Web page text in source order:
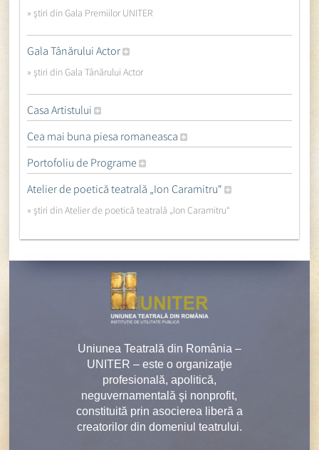
» ştiri din Gala Premiilor UNITER
Gala Tânărului Actor
» ştiri din Gala Tânărului Actor
Casa Artistului
Cea mai buna piesa romaneasca
Portofoliu de Programe
Atelier de poetică teatrală „Ion Caramitru“
» ştiri din Atelier de poetică teatrală „Ion Caramitru“
Uniunea Teatrală din România –
UNITER – este o organizaţie
profesională, apolitică,
neguvernamentală şi nonprofit,
constituită prin asocierea liberă a
creatorilor din domeniul teatrului.